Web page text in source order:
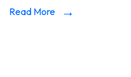
Read More